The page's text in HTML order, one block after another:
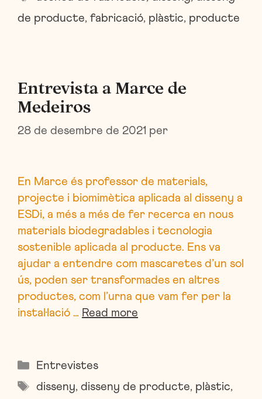
de producte, fabricació, plàstic, producte
Entrevista a Marce de
Medeiros
28 de desembre de 2021 per
En Marce és professor de materials,
projecte i biomimètica aplicada al disseny a
ESDi, a més a més de fer recerca en nous
materials biodegradables i tecnologia
sostenible aplicada al producte. Ens va
ajudar a entendre com mascaretes d’un sol
ús, poden ser transformades en altres
productes, com l’urna que vam fer per la
instal·lació … Read more
Categories
Entrevistes
Etiquetes
disseny, disseny de producte, plàstic,